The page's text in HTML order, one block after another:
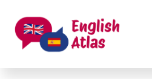
contenido